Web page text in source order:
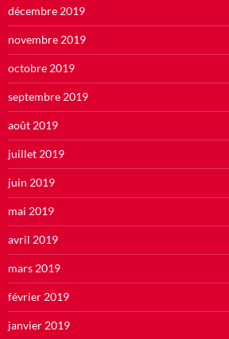
décembre 2019
novembre 2019
octobre 2019
septembre 2019
août 2019
juillet 2019
juin 2019
mai 2019
avril 2019
mars 2019
février 2019
janvier 2019